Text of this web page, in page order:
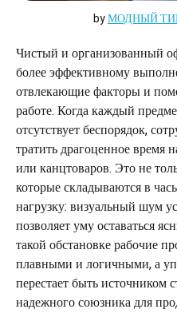
byМОДНЫЙ
Чистый и организованный
более эффективному
отвлекающие факторы и
работе. Когда каждый
отсутствует беспорядок,
тратить драгоценное
или канцтоваров. Это не
которые складываются в
нагрузку: визуальный шум
позволяет уму оставаться
такой обстановке рабочие
плавными и логичными, а
перестает быть источником
надежного союзника для